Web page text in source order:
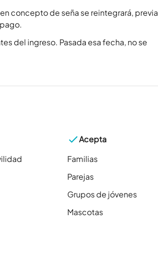
concepto de seña se reintegrará, previa
del ingreso. Pasada esa fecha, no se
Acepta
Familias
Parejas
Grupos de jóvenes
Mascotas